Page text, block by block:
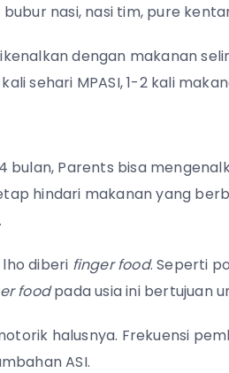
nasi, nasi tim, pure
dengan makanan
sehari MPASI, 1-2 kali
bulan, Parents bisa
hindari makanan yang
lho diberi finger food. Seperti
foodpada usia ini bertujuan
halusnya. Frekuensi
ASI.